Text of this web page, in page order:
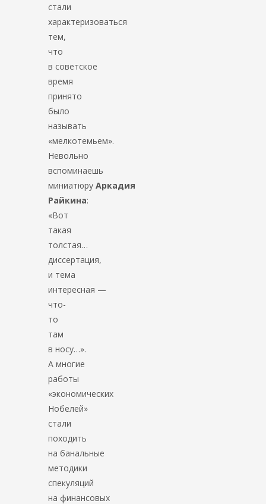
стали
характеризоваться
тем,
что
в советское
время
принято
было
называть
«мелкотемьем».
Невольно
вспоминаешь
миниатюруАркадия
Райкина:
«Вот
такая
толстая…
диссертация,
и тема
интересная —
что-
то
там
в носу…».
А многие
работы
«экономических
Нобелей»
стали
походить
на банальные
методики
спекуляций
на финансовых